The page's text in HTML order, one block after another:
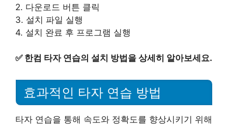
2. 다운로드 버튼 클릭
3. 설치 파일 실행
4. 설치 완료 후 프로그램 실행
✅ 한컴 타자 연습의 설치 방법을 상세히 알아보세요.
효과적인 타자 연습 방법
타자 연습을 통해 속도와 정확도를 향상시키기 위해